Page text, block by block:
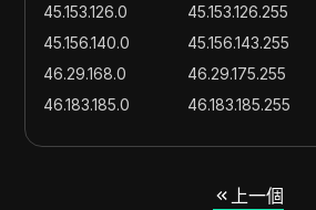
45.153.126.0
45.153.126.255
45.156.140.0
45.156.143.255
46.29.168.0
46.29.175.255
46.183.185.0
46.183.185.255
62.162.255.255
上一個